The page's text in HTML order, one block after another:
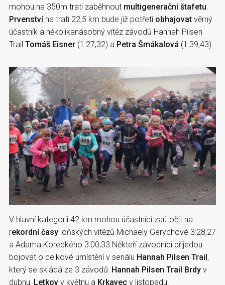
mohou na 350m trati zaběhnout multigenerační štafetu.
Prvenství na trati 22,5 km bude již potřetí obhajovat věrný
účastník a několikanásobný vítěz závodů Hannah Pilsen
Trail Tomáš Eisner (1:27,32) a Petra Šmákalová (1:39,43).
V hlavní kategorii 42 km mohou účastníci zaútočit na
rekordní časy loňských vítězů Michaely Gerychové 3:28,27
a Adama Koreckého 3:00,33.Někteří závodníci přijedou
bojovat o celkové umístění v seriálu Hannah Pilsen Trail,
který se skládá ze 3 závodů: Hannah Pilsen Trail Brdy v
dubnu, Letkov v květnu a Krkavec v listopadu.